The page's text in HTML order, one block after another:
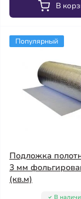
В
Популярный
Подложка
3 мм
(кв.м)
В